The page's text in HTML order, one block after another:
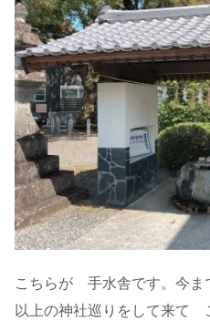
こちらが 手水舎です。今
以上の神社巡りをして来て